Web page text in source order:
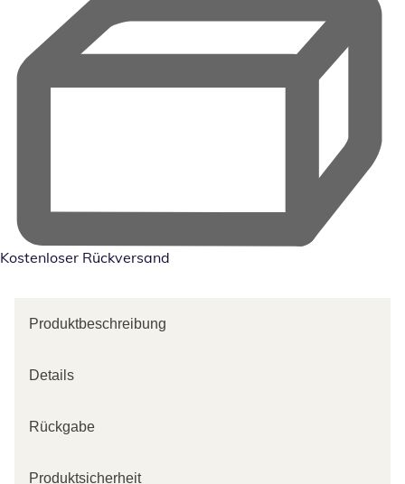
Kostenloser Rückversand
Produktbeschreibung
Details
Rückgabe
Produktsicherheit